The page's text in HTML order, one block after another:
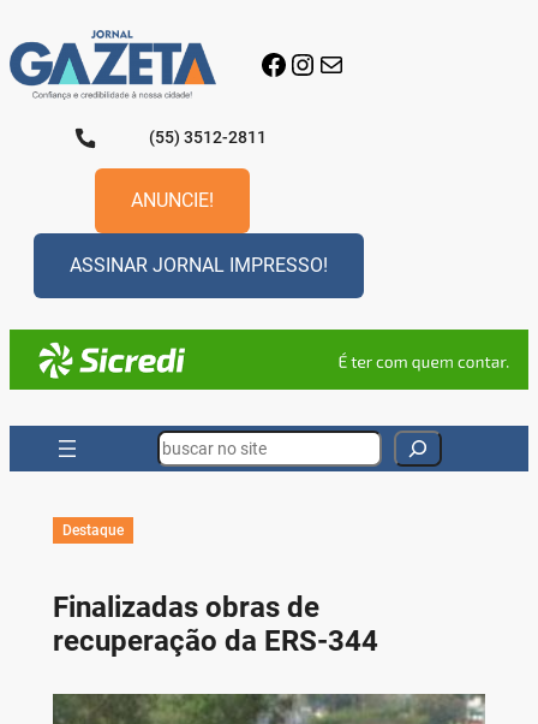
para
o
conteúdo
Facebook
Instagram
E-mail
(55) 3512-2811
ANUNCIE!
ASSINAR JORNAL IMPRESSO!
Search
Destaque
Finalizadas obras de
recuperação da ERS-344